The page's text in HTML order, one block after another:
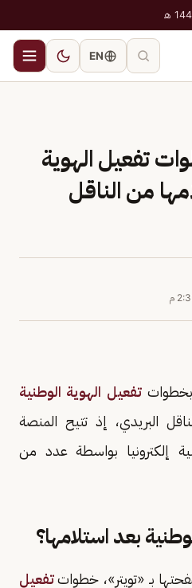
EN
تفعيل الهوية
من الناقل
م
بخطواتتفعيل الهوية الوطنية
البريدي، إذ تتيح المنصة
إلكترونيا بواسطة عدد من
بعد استلامها؟
بـ «تويتر»، خطواتتفعيل